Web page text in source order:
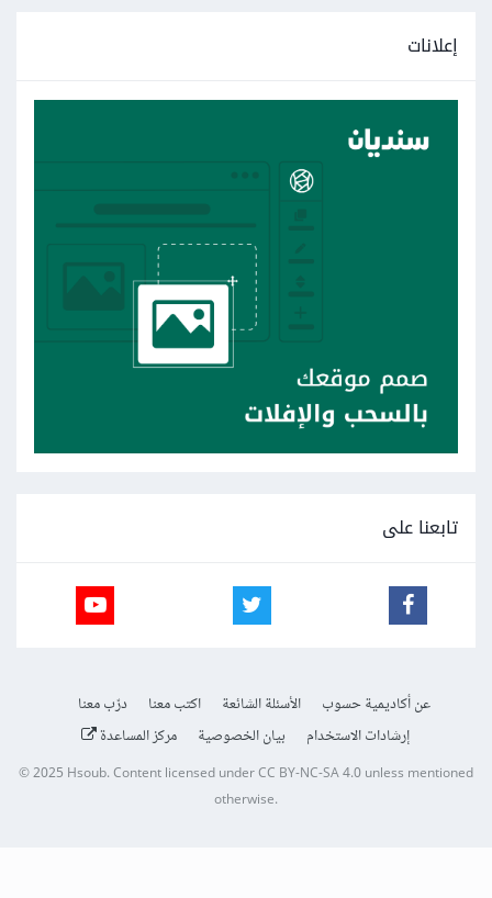
إعلانات
تابعنا على
عن أكاديمية حسوب الأسئلة الشائعة اكتب معنا
درّب معنا
إرشادات الاستخدام
بيان الخصوصية مركز المساعدة
© 2025 Hsoub.Content licensed underCC BY-NC-SA 4.0unless mentioned
otherwise.